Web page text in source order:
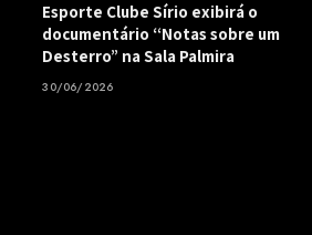
Esporte Clube Sírio exibirá o
documentário “Notas sobre um
Desterro” na Sala Palmira
30/06/2026